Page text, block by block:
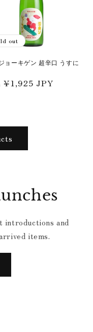
out
ョーキゲン 超辛口 うすに
¥1,925 JPY
introductions and
items.